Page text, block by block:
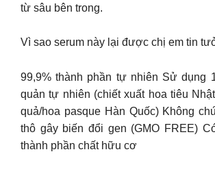
từ sâu bên trong.
Vì sao serum này lại được chị em tin
99,9% thành phần tự nhiên Sử dụng
quản tự nhiên (chiết xuất hoa tiêu
quả/hoa pasque Hàn Quốc) Không
thô gây biến đổi gen (GMO FREE)
thành phần chất hữu cơ